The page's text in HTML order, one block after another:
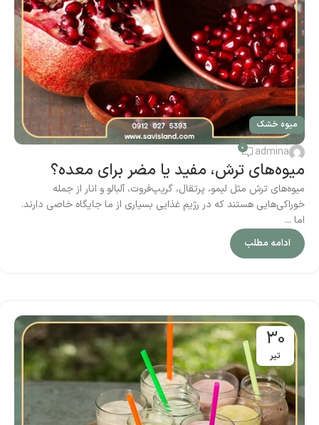
میوه خشک
admina
0
میوه‌های ترش، مفید یا مضر برای معده؟
میوه‌های ترش مثل لیمو، پرتقال، گریپ‌فروت، آلبالو و انار از جمله
خوراکی‌هایی هستند که در رژیم غذایی بسیاری از ما جایگاه خاصی دارند.
اما ...
ادامه مطلب
30
تیر